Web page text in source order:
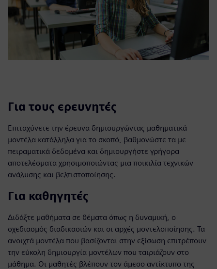
Για τους ερευνητές
Επιταχύνετε την έρευνα δημιουργώντας μαθηματικά
μοντέλα κατάλληλα για το σκοπό, βαθμονώστε τα με
πειραματικά δεδομένα και δημιουργήστε γρήγορα
αποτελέσματα χρησιμοποιώντας μια ποικιλία τεχνικών
ανάλυσης και βελτιστοποίησης.
Για καθηγητές
Διδάξτε μαθήματα σε θέματα όπως η δυναμική, ο
σχεδιασμός διαδικασιών και οι αρχές μοντελοποίησης. Τα
ανοιχτά μοντέλα που βασίζονται στην εξίσωση επιτρέπουν
την εύκολη δημιουργία μοντέλων που ταιριάζουν στο
μάθημα. Οι μαθητές βλέπουν τον άμεσο αντίκτυπο της